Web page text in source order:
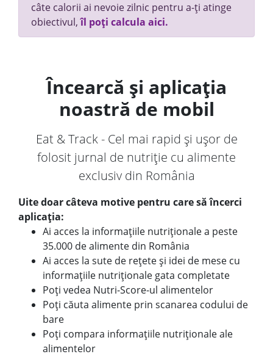
câte calorii ai nevoie zilnic pentru a-ți atinge
obiectivul,îl poți calcula aici.
Încearcă și aplicația
noastră de mobil
Eat & Track - Cel mai rapid și ușor de
folosit jurnal de nutriție cu alimente
exclusiv din România
Uite doar câteva motive pentru care să încerci
aplicația:
Ai acces la informațiile nutriționale a peste
35.000 de alimente din România
Ai acces la sute de rețete și idei de mese cu
informațiile nutriționale gata completate
Poți vedea Nutri-Score-ul alimentelor
Poți căuta alimente prin scanarea codului de
bare
Poți compara informațiile nutriționale ale
alimentelor